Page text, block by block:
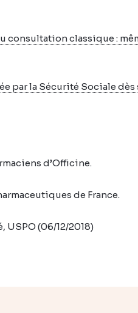
consultation classique :
par la Sécurité Sociale
d’Officine.
de France.
USPO (06/12/2018)